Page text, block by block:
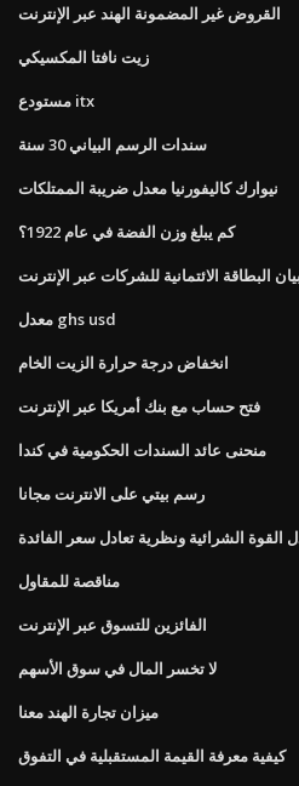
القروض غير المضمونة الهند عبر الإنترنت
زيت نافتا المكسيكي
مستودع itx
سندات الرسم البياني 30 سنة
نيوارك كاليفورنيا معدل ضريبة الممتلكات
كم يبلغ وزن الفضة في عام 1922؟
بيان البطاقة الائتمانية للشركات عبر الإنترنت
معدل ghs usd
انخفاض درجة حرارة الزيت الخام
فتح حساب مع بنك أمريكا عبر الإنترنت
منحنى عائد السندات الحكومية في كندا
رسم بيتي على الانترنت مجانا
القوة الشرائية ونظرية تعادل سعر الفائدة
مناقصة للمقاول
الفائزين للتسوق عبر الإنترنت
لا تخسر المال في سوق الأسهم
ميزان تجارة الهند معنا
كيفية معرفة القيمة المستقبلية في التفوق